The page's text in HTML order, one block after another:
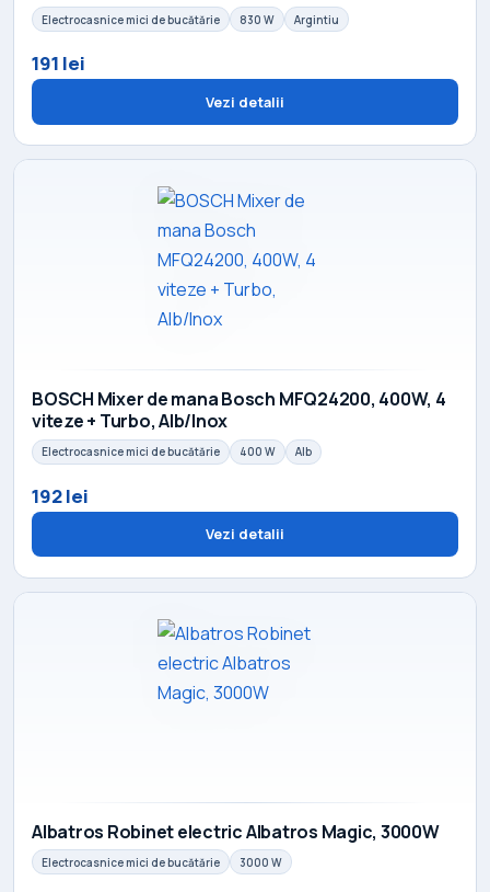
Electrocasnice mici de bucătărie 830 W Argintiu
191 lei
Vezi detalii
BOSCH Mixer de mana Bosch MFQ24200, 400W, 4
viteze + Turbo, Alb/Inox
Electrocasnice mici de bucătărie 400 W Alb
192 lei
Vezi detalii
Albatros Robinet electric Albatros Magic, 3000W
Electrocasnice mici de bucătărie 3000 W